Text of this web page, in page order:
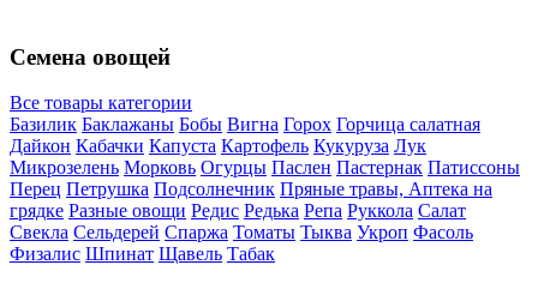
Семена овощей
Все товары категории
Базилик Баклажаны Бобы Вигна Горох Горчица салатная
Дайкон Кабачки Капуста Картофель Кукуруза Лук
Микрозелень Морковь Огурцы Паслен Пастернак Патиссоны
Перец Петрушка Подсолнечник Пряные травы, Аптека на
грядке Разные овощи Редис Редька Репа Руккола Салат
Свекла Сельдерей Спаржа Томаты Тыква Укроп Фасоль
Физалис Шпинат Щавель Табак